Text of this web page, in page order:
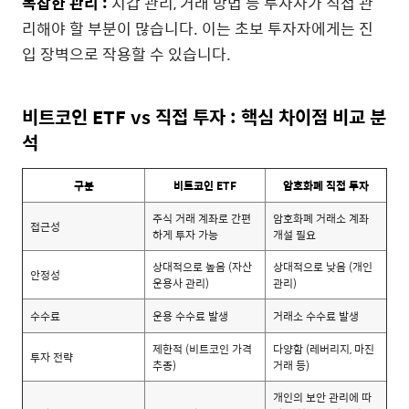
리해야 할 부분이 많습니다. 이는 초보 투자자에게는 진
입 장벽으로 작용할 수 있습니다.
비트코인 ETF vs 직접 투자 : 핵심 차이점 비교 분
석
구분 비트코인 ETF 암호화폐 직접 투자
접근성
주식 거래 계좌로 간편
하게 투자 가능
암호화폐 거래소 계좌
개설 필요
안정성
상대적으로 높음 (자산
운용사 관리)
상대적으로 낮음 (개인
관리)
수수료
운용 수수료 발생 거래소 수수료 발생
투자 전략
제한적 (비트코인 가격
추종)
다양함 (레버리지, 마진
거래 등)
개인의 보안 관리에 따